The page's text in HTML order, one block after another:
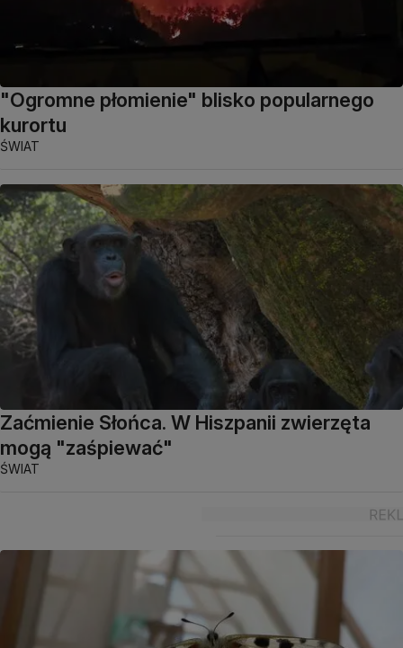
"Ogromne płomienie" blisko popularnego
kurortu
ŚWIAT
Zaćmienie Słońca. W Hiszpanii zwierzęta
mogą "zaśpiewać"
ŚWIAT